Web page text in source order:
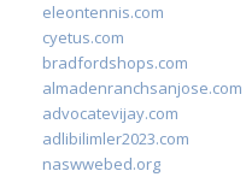
eleontennis.com
cyetus.com
bradfordshops.com
almadenranchsanjose.com
advocatevijay.com
adlibilimler2023.com
naswwebed.org